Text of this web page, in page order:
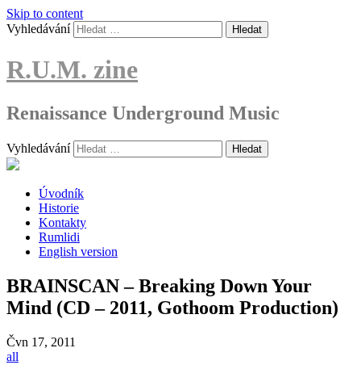
Skip to content
Vyhledávání
R.U.M. zine
Renaissance Underground Music
Vyhledávání
Úvodník
Historie
Kontakty
Rumlidi
English version
BRAINSCAN – Breaking Down Your
Mind (CD – 2011, Gothoom Production)
Čvn 17, 2011
all